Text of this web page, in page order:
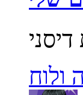
ולוח